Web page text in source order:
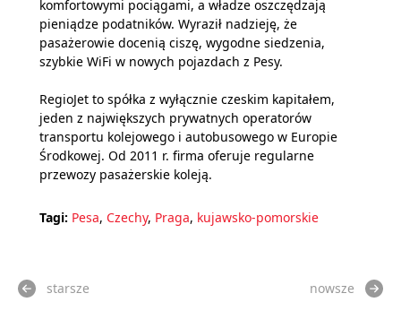
komfortowymi pociągami, a władze oszczędzają
pieniądze podatników. Wyraził nadzieję, że
pasażerowie docenią ciszę, wygodne siedzenia,
szybkie WiFi w nowych pojazdach z Pesy.
RegioJet to spółka z wyłącznie czeskim kapitałem,
jeden z największych prywatnych operatorów
transportu kolejowego i autobusowego w Europie
Środkowej. Od 2011 r. firma oferuje regularne
przewozy pasażerskie koleją.
Tagi: Pesa, Czechy, Praga, kujawsko-pomorskie
starsze nowsze